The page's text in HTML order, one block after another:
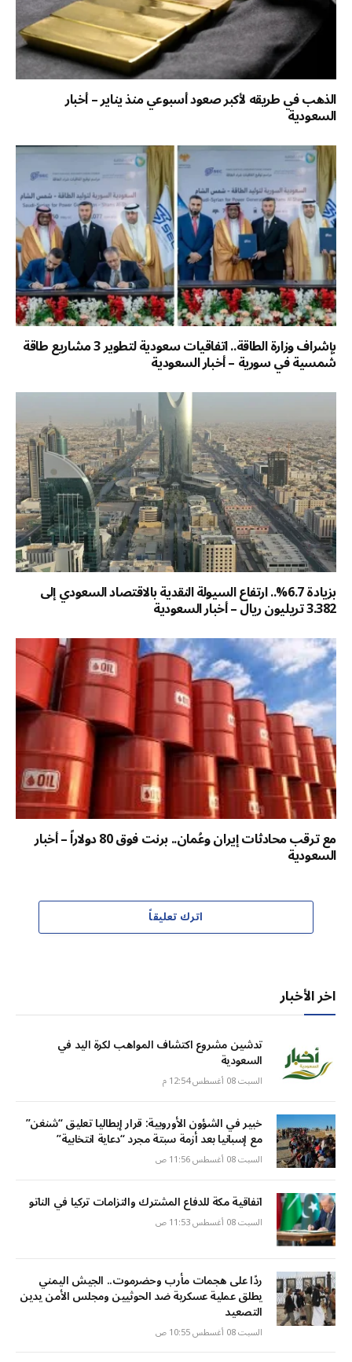
الذهب في طريقه لأكبر صعود أسبوعي منذ يناير – أخبار
السعودية
بإشراف وزارة الطاقة.. اتفاقيات سعودية لتطوير 3 مشاريع طاقة
شمسية في سورية – أخبار السعودية
بزيادة 6.7%.. ارتفاع السيولة النقدية بالاقتصاد السعودي إلى
3.382 تريليون ريال – أخبار السعودية
مع ترقب محادثات إيران وعُمان.. برنت فوق 80 دولاراً – أخبار
السعودية
اترك تعليقاً
اخر الأخبار
تدشين مشروع اكتشاف المواهب لكرة اليد في
السعودية
السبت 08 أغسطس 12:54 م
خبير في الشؤون الأوروبية: قرار إيطاليا تعليق “شنغن”
مع إسبانيا بعد أزمة سبتة مجرد “دعاية انتخابية”
السبت 08 أغسطس 11:56 ص
اتفاقية مكة للدفاع المشترك والتزامات تركيا في الناتو
السبت 08 أغسطس 11:53 ص
ردًا على هجمات مأرب وحضرموت.. الجيش اليمني
يطلق عملية عسكرية ضد الحوثيين ومجلس الأمن يدين
التصعيد
السبت 08 أغسطس 10:55 ص